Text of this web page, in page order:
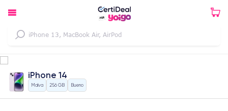
iPhone 14
Malva 256 GB Bueno